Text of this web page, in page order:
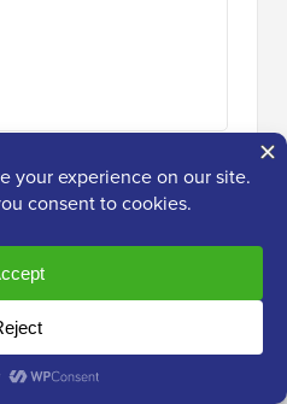
分
プラグインです。見事
がとうございます。